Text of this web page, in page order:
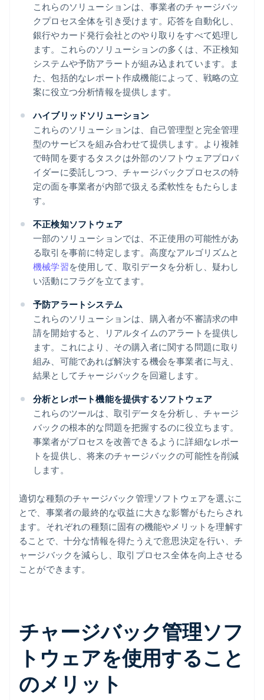
これらのソリューションは、事業者のチャージバッ
クプロセス全体を引き受けます。応答を自動化し、
銀行やカード発行会社とのやり取りをすべて処理し
ます。これらのソリューションの多くは、不正検知
システムや予防アラートが組み込まれています。ま
た、包括的なレポート作成機能によって、戦略の立
案に役立つ分析情報を提供します。
ハイブリッドソリューション
これらのソリューションは、自己管理型と完全管理
型のサービスを組み合わせて提供します。より複雑
で時間を要するタスクは外部のソフトウェアプロバ
イダーに委託しつつ、チャージバックプロセスの特
定の面を事業者が内部で扱える柔軟性をもたらしま
す。
不正検知ソフトウェア
一部のソリューションでは、不正使用の可能性があ
る取引を事前に特定します。高度なアルゴリズムと
機械学習を使用して、取引データを分析し、疑わし
い活動にフラグを立てます。
予防アラートシステム
これらのソリューションは、購入者が不審請求の申
請を開始すると、リアルタイムのアラートを提供し
ます。これにより、その購入者に関する問題に取り
組み、可能であれば解決する機会を事業者に与え、
結果としてチャージバックを回避します。
分析とレポート機能を提供するソフトウェア
これらのツールは、取引データを分析し、チャージ
バックの根本的な問題を把握するのに役立ちます。
事業者がプロセスを改善できるように詳細なレポー
トを提供し、将来のチャージバックの可能性を削減
します。
適切な種類のチャージバック管理ソフトウェアを選ぶこ
とで、事業者の最終的な収益に大きな影響がもたらされ
ます。それぞれの種類に固有の機能やメリットを理解す
ることで、十分な情報を得たうえで意思決定を行い、チ
ャージバックを減らし、取引プロセス全体を向上させる
ことができます。
チャージバック管理ソフ
トウェアを使用すること
のメリット